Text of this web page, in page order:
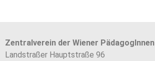
Zentralverein der Wiener PädagogInnen
Landstraßer Hauptstraße 96